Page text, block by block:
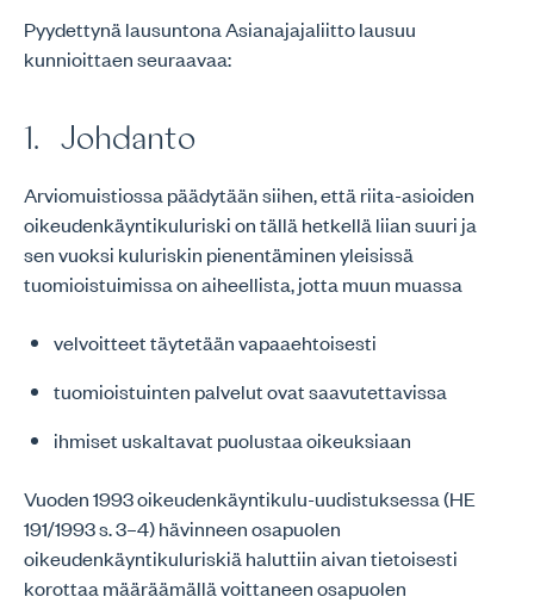
Pyydettynä lausuntona Asianajajaliitto lausuu
kunnioittaen seuraavaa:
1. Johdanto
Arviomuistiossa päädytään siihen, että riita-asioiden
oikeudenkäyntikuluriski on tällä hetkellä liian suuri ja
sen vuoksi kuluriskin pienentäminen yleisissä
tuomioistuimissa on aiheellista, jotta muun muassa
velvoitteet täytetään vapaaehtoisesti
tuomioistuinten palvelut ovat saavutettavissa
ihmiset uskaltavat puolustaa oikeuksiaan
Vuoden 1993 oikeudenkäyntikulu-uudistuksessa (HE
191/1993 s. 3–4) hävinneen osapuolen
oikeudenkäyntikuluriskiä haluttiin aivan tietoisesti
korottaa määräämällä voittaneen osapuolen